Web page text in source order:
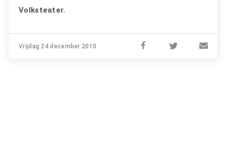
Volksteater.
Vrijdag 24 december 2010